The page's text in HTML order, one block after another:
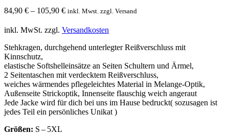
84,90 € – 105,90 € inkl. Mwst. zzgl. Versand
inkl. MwSt. zzgl. Versandkosten
Stehkragen, durchgehend unterlegter Reißverschluss mit
Kinnschutz,
elastische Softshelleinsätze an Seiten Schultern und Ärmel,
2 Seitentaschen mit verdecktem Reißverschluss,
weiches wärmendes pflegeleichtes Material in Melange-Optik,
Außenseite Strickoptik, Innenseite flauschig weich angeraut
Jede Jacke wird für dich bei uns im Hause bedruckt( sozusagen ist
jedes Teil ein persönliches Unikat )
Größen: S – 5XL